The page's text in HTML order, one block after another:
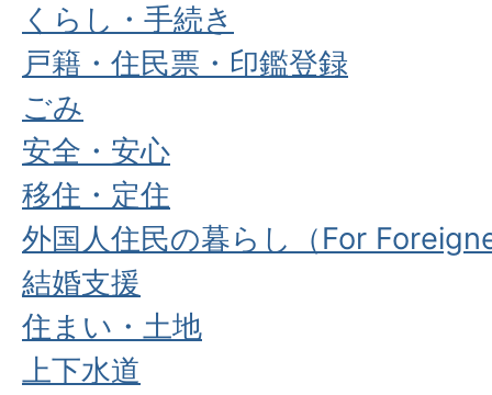
くらし・手続き
戸籍・住民票・印鑑登録
ごみ
安全・安心
移住・定住
外国人住民の暮らし（For
結婚支援
住まい・土地
上下水道